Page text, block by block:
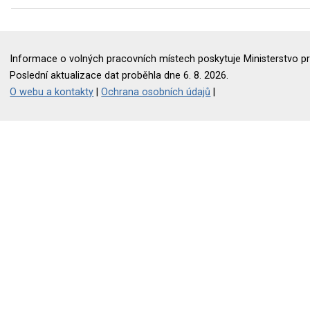
Informace o volných pracovních místech poskytuje Ministerstvo
Poslední aktualizace dat proběhla dne 6. 8. 2026.
O webu a kontakty |Ochrana osobních údajů